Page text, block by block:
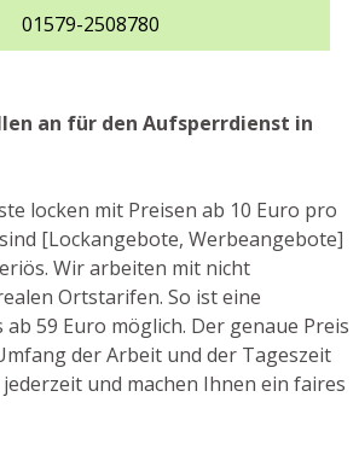
01579-2508780
an für den Aufsperrdienst in
locken mit Preisen ab 10 Euro pro
[Lockangebote, Werbeangebote]
Wir arbeiten mit nicht
Ortstarifen. So ist eine
59 Euro möglich. Der genaue Preis
der Arbeit und der Tageszeit
und machen Ihnen ein faires